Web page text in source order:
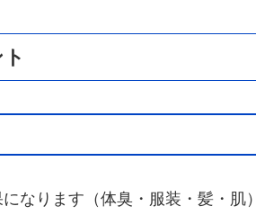
なります（体臭・服装・髪・肌